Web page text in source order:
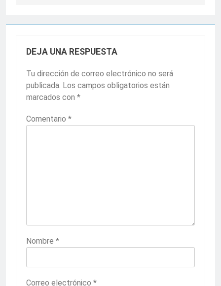
DEJA UNA RESPUESTA
Tu dirección de correo electrónico no será
publicada. Los campos obligatorios están
marcados con *
Comentario *
Nombre *
Correo electrónico *